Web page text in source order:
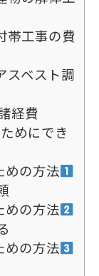
帯工事の費
スベスト調
経費
めにでき
めの方法
めの方法
めの方法